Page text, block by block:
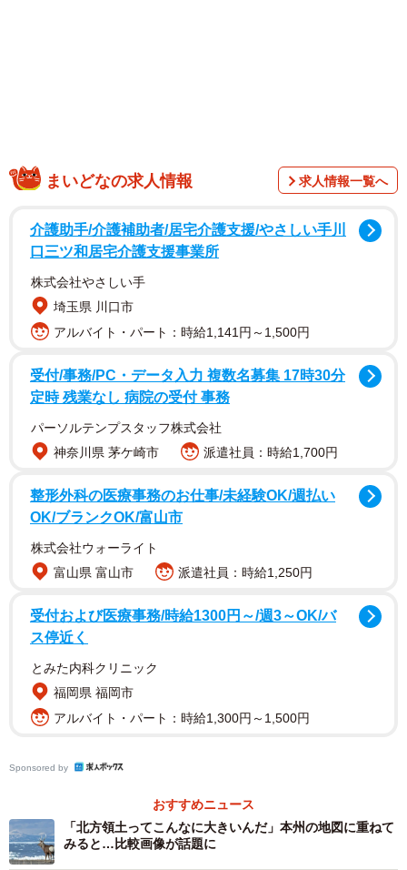
ただし、この合意にはまだ署名がなされておらず、最終
る承認が必要となる。関係者の話では、この最終承認には
数日かかる見通しである。トランプ氏は交渉が最終段階に
あるとしつつも、慎重に見極める姿勢を崩していない。
一方、今後戦闘終結が正式に宣言されたとしても、我々
も続くシナリオを描いておく必要がある。なぜならば、11
月の米中間選挙を抱えるトランプ大統領としては、戦闘を
早期に終了させ、原油高による国内経済への影響を最小限
に抑えたいと考える一方、イスラエルのネタニヤフ首相
ものが脅威であると認識しており、イランによる軍事的な
怪しい動きがあれば常に先制攻撃を辞さない構えを維持し
ているからである。
現在議論されている戦闘終結案は、米国、イスラエル、
イランの3者が真に議論して進めているものではない。それ
ぞれの思惑や狙いには依然として大きな乖離があり、この
構図そのものが中東の安定を阻む最大の要因となってい
済への悪影響の回避にある。中間選挙を控え、有権者の不
満に直結するガソリン価格の高騰や、泥沼の軍事介入を回
避するため、まずは対話による沈静化の実績を急ぎたいの
まいどなの求人情報 求人情報一覧へ
介護助手/介護補助者/居宅介護支援/やさしい手川
口三ツ和居宅介護支援事業所
株式会社やさしい手
埼玉県 川口市
アルバイト・パート：時給1,141円～1,500円
受付/事務/PC・データ入力 複数名募集 17時30分
定時 残業なし 病院の受付 事務
パーソルテンプスタッフ株式会社
神奈川県 茅ケ崎市
派遣社員：時給1,700円
整形外科の医療事務のお仕事/未経験OK/週払い
OK/ブランクOK/富山市
株式会社ウォーライト
富山県 富山市
派遣社員：時給1,250円
受付および医療事務/時給1300円～/週3～OK/バ
ス停近く
とみた内科クリニック
福岡県 福岡市
アルバイト・パート：時給1,300円～1,500円
Sponsored by
おすすめニュース
「北方領土ってこんなに大きいんだ」本州の地図に重ねて
みると…比較画像が話題に